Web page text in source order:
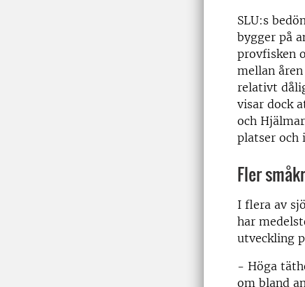
SLU:s
bygger på
provfisken
mellan
relativt
visar dock
och
platser och
Fler
I flera av
har
utveckling
- Höga
om bland